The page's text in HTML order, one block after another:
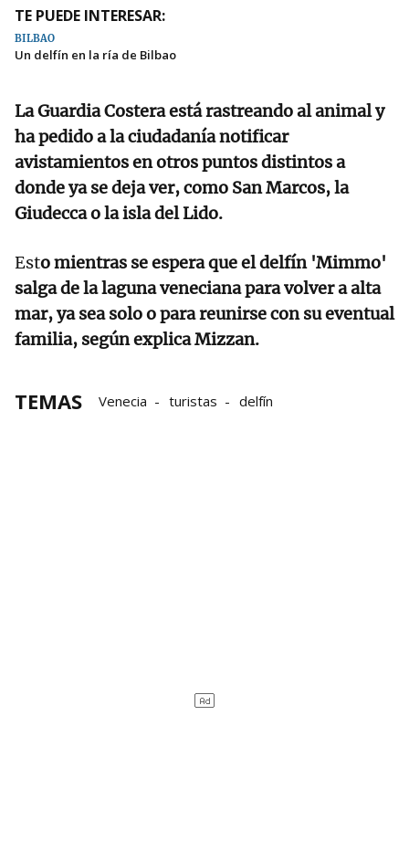
TE PUEDE INTERESAR:
BILBAO
Un delfín en la ría de Bilbao
La Guardia Costera está rastreando al animal y
ha pedido a la ciudadanía notificar
avistamientos en otros puntos distintos a
donde ya se deja ver, como San Marcos, la
Giudecca o la isla del Lido.
Esto mientras se espera que el delfín 'Mimmo'
salga de la laguna veneciana para volver a alta
mar, ya sea solo o para reunirse con su eventual
familia, según explica Mizzan.
TEMAS Venecia turistas delfín